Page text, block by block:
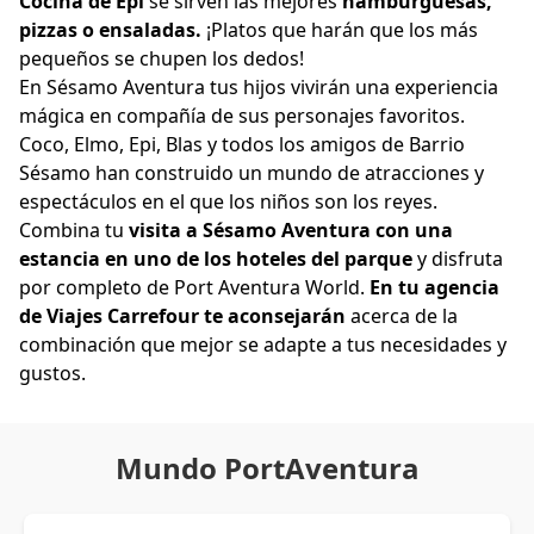
pizzas o ensaladas. ¡Platos que harán que los más
pequeños se chupen los dedos!
En Sésamo Aventura tus hijos vivirán una experiencia
mágica en compañía de sus personajes favoritos.
Coco, Elmo, Epi, Blas y todos los amigos de Barrio
Sésamo han construido un mundo de atracciones y
espectáculos en el que los niños son los reyes.
Combina tu visita a Sésamo Aventura con una
estancia en uno de los hoteles del parquey disfruta
por completo de Port Aventura World. En tu agencia
de Viajes Carrefour te aconsejarán acerca de la
combinación que mejor se adapte a tus necesidades y
gustos.
Mundo PortAventura